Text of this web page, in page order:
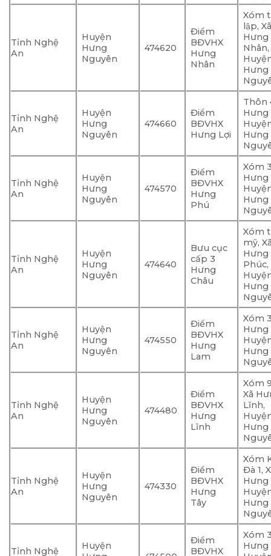
Tỉnh Nghệ
An
Huyện
Hưng
Nguyên
474620
Điểm
BĐVHX
Hưng
Nhân
Xóm
lập,
Hưng
Nhân,
Hưng
Tỉnh Nghệ
An
Huyện
Hưng
Nguyên
474660
Điểm
BĐVHX
Hưng Lợi
Thôn
Hưng
Hưng
Tỉnh Nghệ
An
Huyện
Hưng
Nguyên
474570
Điểm
BĐVHX
Hưng
Phú
Xóm
Hưng
Hưng
Tỉnh Nghệ
An
Huyện
Hưng
Nguyên
474640
Bưu cục
cấp 3
Hưng
Châu
Xóm
mỹ,
Hưng
Phúc,
Hưng
Tỉnh Nghệ
An
Huyện
Hưng
Nguyên
474550
Điểm
BĐVHX
Hưng
Lam
Xóm
Hưng
Hưng
Tỉnh Nghệ
An
Huyện
Hưng
Nguyên
474480
Điểm
BĐVHX
Hưng
Lĩnh
Xóm
Xã
Lĩnh,
Hưng
Tỉnh Nghệ
An
Huyện
Hưng
Nguyên
474330
Điểm
BĐVHX
Hưng
Tây
Xóm
Đà 1,
Hưng
Hưng
Tỉnh Nghệ
Huyện
Điểm
BĐVHX
Xóm
Hưng